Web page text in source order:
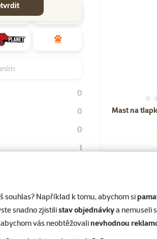
souhlas? Například k tomu, abychom si
snadno zjistilistav objednávkya nemuseli
vás neobtěžovalinevhodnou
0
0
0
1
0
Mast na
☀️Léto